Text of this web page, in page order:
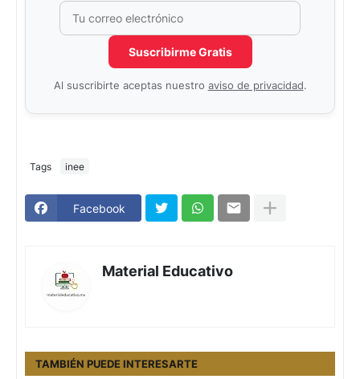
No completar este campo
Suscribirme Gratis
Al suscribirte aceptas nuestro aviso de privacidad.
Tags inee
Facebook
Material Educativo
TAMBIÉN PUEDE INTERESARTE